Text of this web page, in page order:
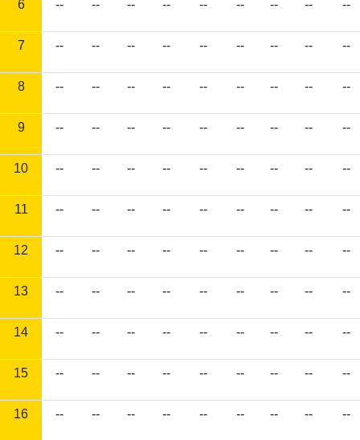
6 -- -- -- -- -- -- -- -- --
7 -- -- -- -- -- -- -- -- --
8 -- -- -- -- -- -- -- -- --
9 -- -- -- -- -- -- -- -- --
10 -- -- -- -- -- -- -- -- --
11 -- -- -- -- -- -- -- -- --
12 -- -- -- -- -- -- -- -- --
13 -- -- -- -- -- -- -- -- --
14 -- -- -- -- -- -- -- -- --
15 -- -- -- -- -- -- -- -- --
16 -- -- -- -- -- -- -- -- --